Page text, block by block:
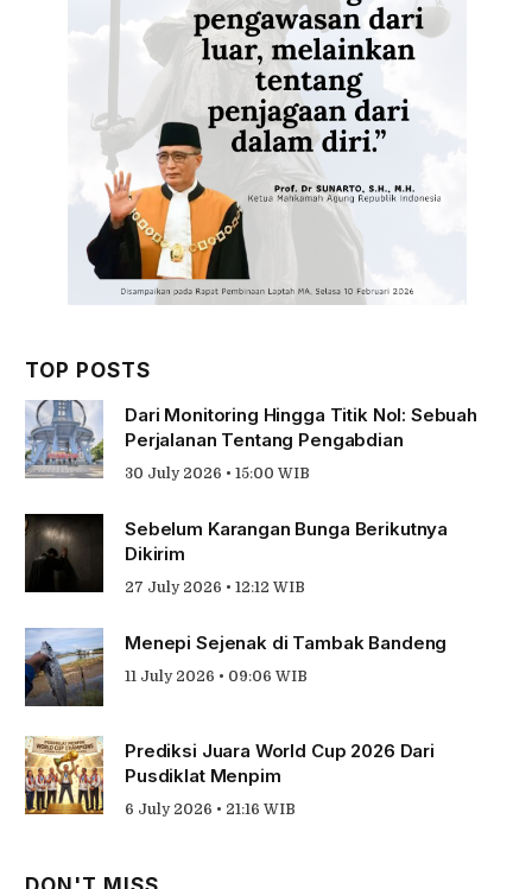
TOP POSTS
Dari Monitoring Hingga Titik Nol: Sebuah
Perjalanan Tentang Pengabdian
30 July 2026 • 15:00 WIB
Sebelum Karangan Bunga Berikutnya
Dikirim
27 July 2026 • 12:12 WIB
Menepi Sejenak di Tambak Bandeng
11 July 2026 • 09:06 WIB
Prediksi Juara World Cup 2026 Dari
Pusdiklat Menpim
6 July 2026 • 21:16 WIB